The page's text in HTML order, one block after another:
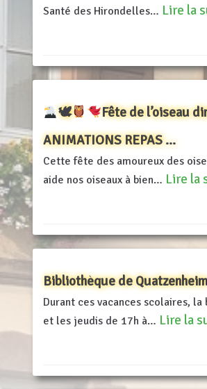
Santé des Hirondelles… Lire la
🕊
Fête de l’oiseau
ANIMATIONS REPAS …
Cette fête des amoureux des
aide nos oiseaux à bien… Lire la
Bibliothèque de
Durant ces vacances scolaires,
et les jeudis de 17h à… Lire la